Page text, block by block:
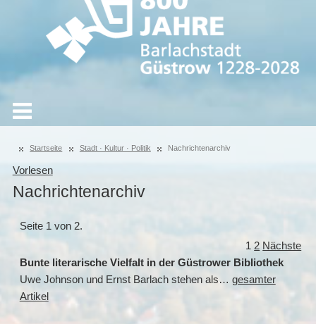
Startseite Stadt · Kultur · Politik Nachrichtenarchiv
Vorlesen
Nachrichtenarchiv
Seite 1 von 2.
1 2 Nächste
Bunte literarische Vielfalt in der Güstrower Bibliothek
Uwe Johnson und Ernst Barlach stehen als… gesamter
Artikel